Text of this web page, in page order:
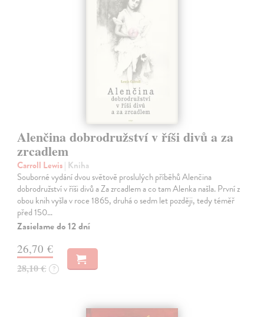
Alenčina dobrodružství v říši divů a za
zrcadlem
Carroll Lewis| Kniha
Souborné vydání dvou světově proslulých příběhů Alenčina
dobrodružství v říši divů a Za zrcadlem a co tam Alenka našla. První z
obou knih vyšla v roce 1865, druhá o sedm let později, tedy téměř
před 150…
Zasielame do 12 dní
26,70 €
28,10 € ?